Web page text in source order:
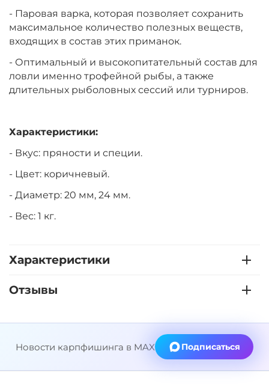
- Паровая варка, которая позволяет сохранить
максимальное количество полезных веществ,
входящих в состав этих приманок.
- Оптимальный и высокопитательный состав для
ловли именно трофейной рыбы, а также
длительных рыболовных сессий или турниров.
Характеристики:
- Вкус: пряности и специи.
- Цвет: коричневый.
- Диаметр: 20 мм, 24 мм.
- Вес: 1 кг.
Характеристики
Отзывы
Новости карпфишинга в MAX Подписаться